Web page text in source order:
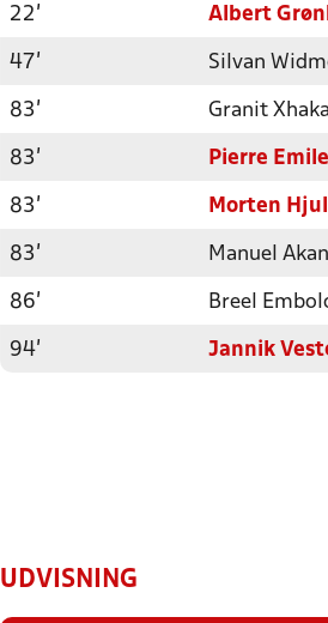
22' Albert
47' Silvan
83' Granit Xhaka
83' Pierre
83' Morten
83' Manuel
86' Breel
94' Jannik
UDVISNING